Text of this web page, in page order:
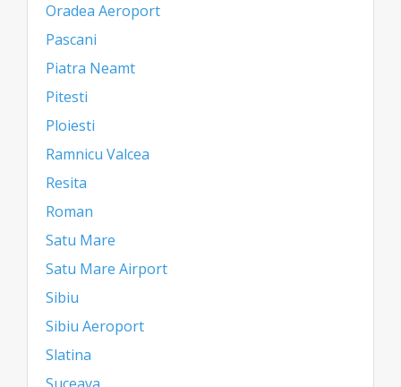
Oradea Aeroport
Pascani
Piatra Neamt
Pitesti
Ploiesti
Ramnicu Valcea
Resita
Roman
Satu Mare
Satu Mare Airport
Sibiu
Sibiu Aeroport
Slatina